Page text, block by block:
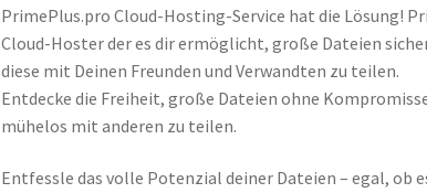
PrimePlus.pro Cloud-Hosting-Service hat die Lösung!
Cloud-Hoster der es dir ermöglicht, große Dateien
diese mit Deinen Freunden und Verwandten zu teilen.
Entdecke die Freiheit, große Dateien ohne
mühelos mit anderen zu teilen.
Entfessle das volle Potenzial deiner Dateien – egal, ob